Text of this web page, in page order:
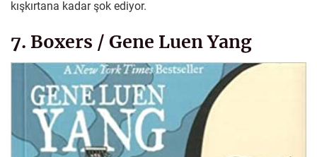
kışkırtana kadar şok ediyor.
7. Boxers / Gene Luen Yang